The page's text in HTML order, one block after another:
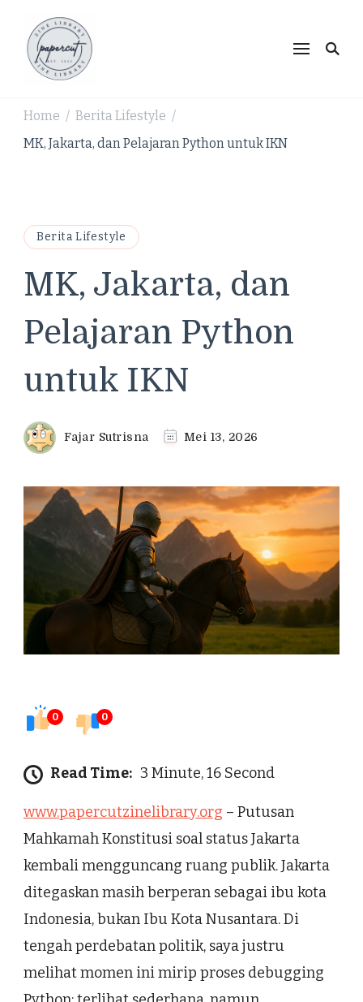
PaperCut Zine Library |
Produktivitas & Inspirasi
Kreatif
Ikuti cerita gaya hidup, kebiasaan positif, serta
Home / Berita Lifestyle /
MK, Jakarta, dan Pelajaran Python untuk IKN
Berita Lifestyle
MK, Jakarta, dan
Pelajaran Python
untuk IKN
Fajar Sutrisna Mei 13, 2026
0 0
Read Time: 3 Minute, 16 Second
www.papercutzinelibrary.org – Putusan
Mahkamah Konstitusi soal status Jakarta
kembali mengguncang ruang publik. Jakarta
ditegaskan masih berperan sebagai ibu kota
Indonesia, bukan Ibu Kota Nusantara. Di
tengah perdebatan politik, saya justru
melihat momen ini mirip proses debugging